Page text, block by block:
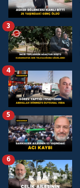
3
4
5
6